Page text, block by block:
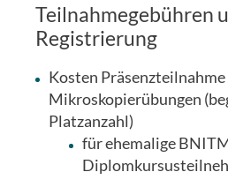
Teilnahmegebühren
Registrierung
Kosten
Mikroskopierübungen
Platzanzahl)
für ehemalige